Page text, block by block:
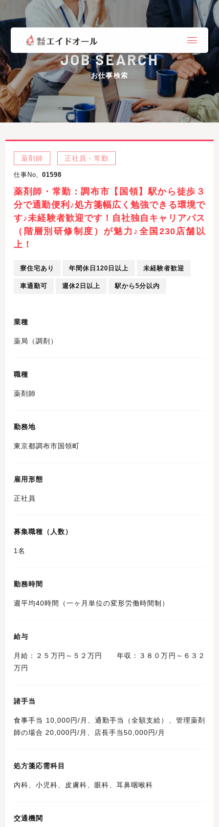
JOB SEARCH
お仕事検索
薬剤師 正社員・常勤
仕事No, 01598
薬剤師・常勤：調布市【国領】駅から徒歩３
分で通勤便利♪処方箋幅広く勉強できる環境で
す♪未経験者歓迎です！自社独自キャリアパス
（階層別研修制度）が魅力♪全国230店舗以
上！
寮住宅あり 年間休日120日以上 未経験者歓迎
車通勤可 週休2日以上 駅から5分以内
業種
薬局（調剤）
職種
薬剤師
勤務地
東京都調布市国領町
雇用形態
正社員
募集職種（人数）
1名
勤務時間
週平均40時間（一ヶ月単位の変形労働時間制）
給与
月給：２５万円～５２万円 年収：３８０万円～６３２
万円
諸手当
食事手当 10,000円/月、通勤手当（全額支給）、管理薬剤
師の場合 20,000円/月、店長手当50,000円/月
処方箋応需科目
内科、小児科、皮膚科、眼科、耳鼻咽喉科
交通機関